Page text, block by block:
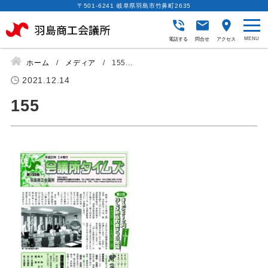
〒501-6241 岐阜県羽島市竹鼻町2635
電話する 問合せ アクセス
ホーム メディア 155...
2021.12.14
155